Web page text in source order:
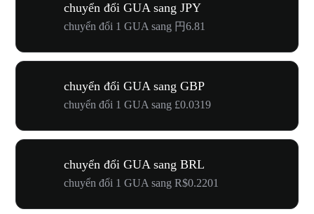
chuyển đổi GUA sang JPY
chuyển đổi 1 GUA sang 円6.81
chuyển đổi GUA sang GBP
chuyển đổi 1 GUA sang £0.0319
chuyển đổi GUA sang BRL
chuyển đổi 1 GUA sang R$0.2201